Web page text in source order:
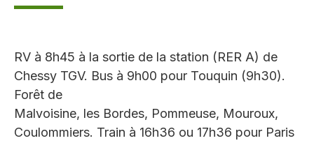
RV à 8h45 à la sortie de la station (RER A) de
Chessy TGV. Bus à 9h00 pour Touquin (9h30).
Forêt de
Malvoisine, les Bordes, Pommeuse, Mouroux,
Coulommiers. Train à 16h36 ou 17h36 pour Paris